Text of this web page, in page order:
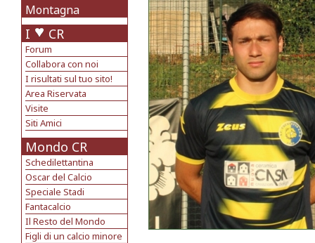
Montagna
I CR
Forum
Collabora con noi
I risultati sul tuo sito!
Area Riservata
Visite
Siti Amici
Mondo CR
Schedilettantina
Oscar del Calcio
Speciale Stadi
Fantacalcio
Il Resto del Mondo
Figli di un calcio minore